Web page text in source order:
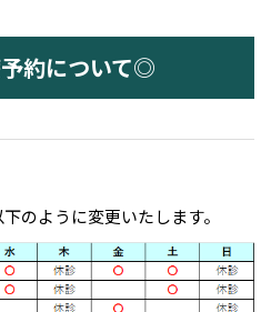
約について◎
のように変更いたします。